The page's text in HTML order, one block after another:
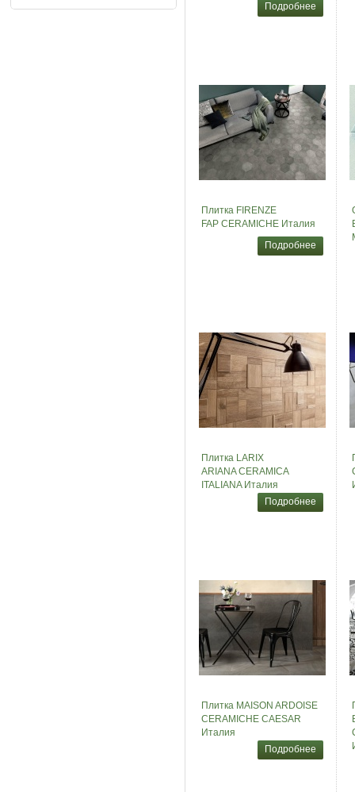
Подробнее
Плитка FIRENZE
FAP CERAMICHE Италия
Подробнее
Плитка LARIX
ARIANA CERAMICA
ITALIANA Италия
Подробнее
Плитка MAISON ARDOISE
CERAMICHE CAESAR
Италия
Подробнее